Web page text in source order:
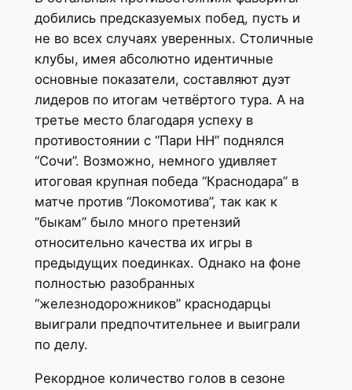
добились предсказуемых побед, пусть и
не во всех случаях уверенных. Столичные
клубы, имея абсолютно идентичные
основные показатели, составляют дуэт
лидеров по итогам четвёртого тура. А на
третье место благодаря успеху в
противостоянии с “Пари НН” поднялся
“Сочи”. Возможно, немного удивляет
итоговая крупная победа “Краснодара” в
матче против “Локомотива”, так как к
“быкам” было много претензий
относительно качества их игры в
предыдущих поединках. Однако на фоне
полностью разобранных
“железнодорожников” краснодарцы
выиграли предпочтительнее и выиграли
по делу.
Рекордное количество голов в сезоне